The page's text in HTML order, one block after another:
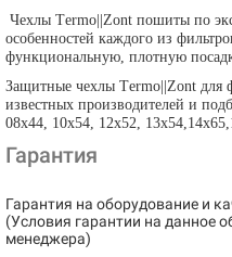
Чехлы Termo|| Zont пошиты по
особенностей каждого из
функциональную, плотную
Защитные чехлы Termo|| Zont для
известных производителей и
08х44, 10х54, 12х52,
Гарантия
Гарантия на оборудование и
(Условия гарантии на данное
менеджера)